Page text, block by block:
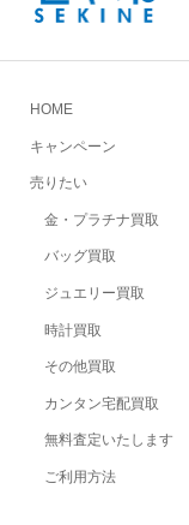
HOME
キャンペーン
売りたい
金・プラチナ買取
バッグ買取
ジュエリー買取
時計買取
その他買取
カンタン宅配買取
無料査定いたします
ご利用方法